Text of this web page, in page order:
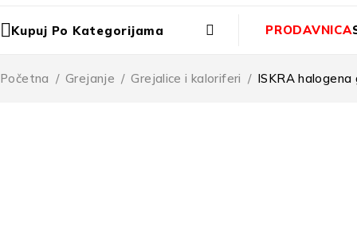
Kupuj Po Kategorijama PRODAVNICA
Početna / Grejanje / Grejalice i kaloriferi / ISKRA